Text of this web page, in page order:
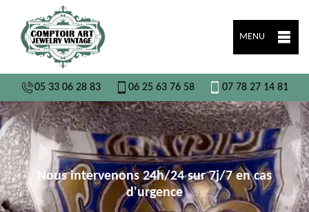
MENU
05 33 06 28 83 06 25 63 76 58 07 78 27 14 81
Nous intervenons 24h/24 sur 7j/7 en cas
d'urgence